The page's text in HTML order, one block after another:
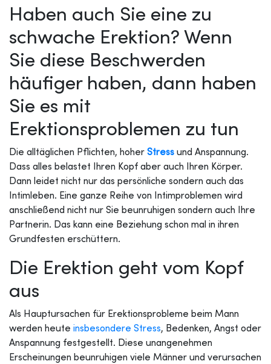
Haben auch Sie eine zu
schwache Erektion? Wenn
Sie diese Beschwerden
häufiger haben, dann haben
Sie es mit
Erektionsproblemen zu tun
Die alltäglichen Pflichten, hoher Stress und Anspannung.
Dass alles belastet Ihren Kopf aber auch Ihren Körper.
Dann leidet nicht nur das persönliche sondern auch das
Intimleben. Eine ganze Reihe von Intimproblemen wird
anschließend nicht nur Sie beunruhigen sondern auch Ihre
Partnerin. Das kann eine Beziehung schon mal in ihren
Grundfesten erschüttern.
Die Erektion geht vom Kopf
aus
Als Hauptursachen für Erektionsprobleme beim Mann
werden heute insbesondere Stress, Bedenken, Angst oder
Anspannung festgestellt. Diese unangenehmen
Erscheinungen beunruhigen viele Männer und verursachen